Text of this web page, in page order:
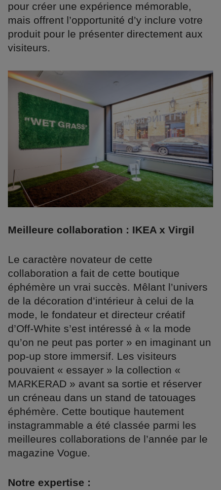
pour créer une expérience mémorable,
mais offrent l’opportunité d’y inclure votre
produit pour le présenter directement aux
visiteurs.
Meilleure collaboration : IKEA x Virgil
Le caractère novateur de cette
collaboration a fait de cette boutique
éphémère un vrai succès. Mêlant l’univers
de la décoration d’intérieur à celui de la
mode, le fondateur et directeur créatif
d’Off-White s’est intéressé à « la mode
qu’on ne peut pas porter » en imaginant un
pop-up store immersif. Les visiteurs
pouvaient « essayer » la collection «
MARKERAD » avant sa sortie et réserver
un créneau dans un stand de tatouages
éphémère. Cette boutique hautement
instagrammable a été classée parmi les
meilleures collaborations de l’année par le
magazine Vogue.
Notre expertise :